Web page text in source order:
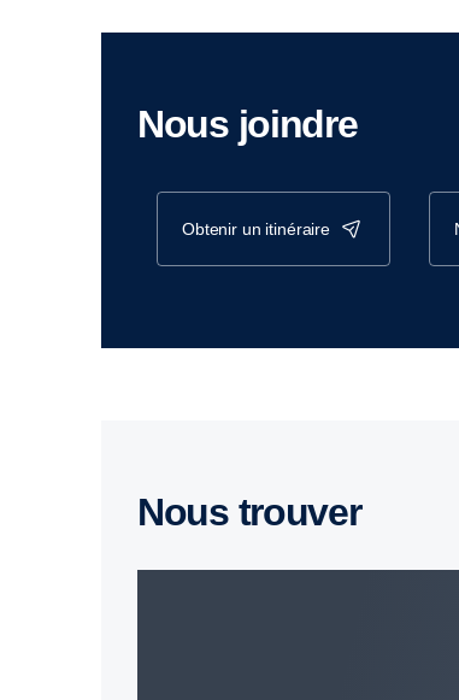
Nous joindre
obtenir un itinéraire
Nous trouver